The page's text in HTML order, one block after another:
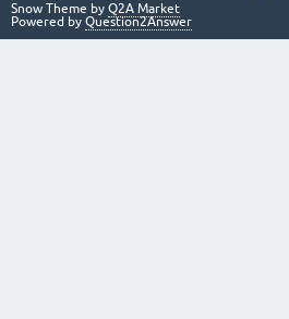
Snow Theme by Q2A Market
Powered by Question2Answer